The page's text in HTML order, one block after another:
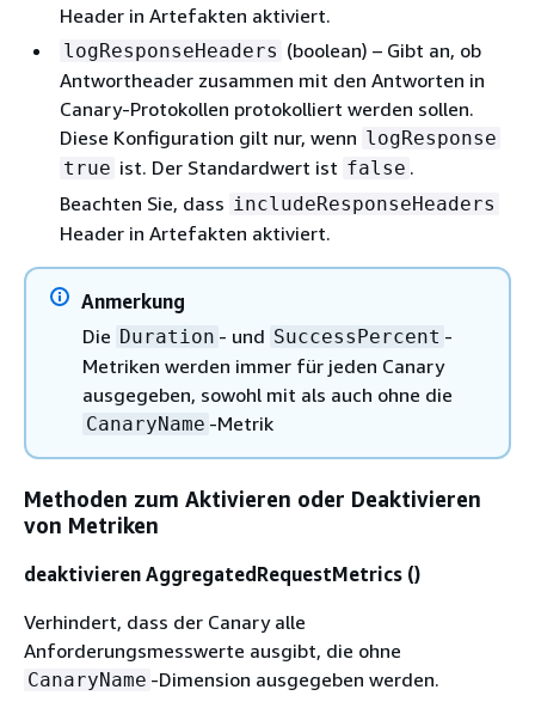
Header in Artefakten aktiviert.
logResponseHeaders (boolean) – Gibt an, ob
Antwortheader zusammen mit den Antworten in
Canary-Protokollen protokolliert werden sollen.
Diese Konfiguration gilt nur, wenn logResponse
true ist. Der Standardwert ist false .
Beachten Sie, dass includeResponseHeaders
Header in Artefakten aktiviert.
Anmerkung
Die Duration - und SuccessPercent -
Metriken werden immer für jeden Canary
ausgegeben, sowohl mit als auch ohne die
CanaryName -Metrik
Methoden zum Aktivieren oder Deaktivieren
von Metriken
deaktivieren AggregatedRequestMetrics ()
Verhindert, dass der Canary alle
Anforderungsmesswerte ausgibt, die ohne
CanaryName -Dimension ausgegeben werden.